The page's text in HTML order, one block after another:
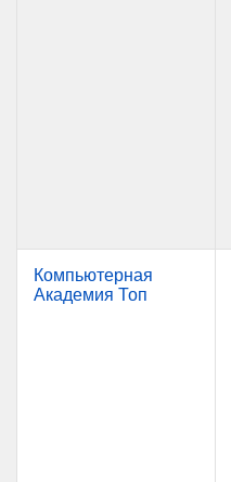
Компьютерная
Академия Топ